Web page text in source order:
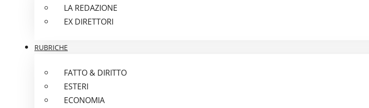
LA REDAZIONE
EX DIRETTORI
RUBRICHE
FATTO & DIRITTO
ESTERI
ECONOMIA